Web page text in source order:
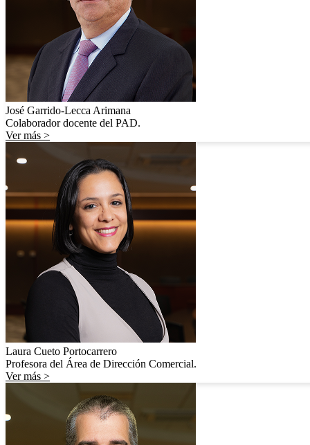
José Garrido-Lecca Arimana
Colaborador docente del PAD.
Ver más >
Laura Cueto Portocarrero
Profesora del Área de Dirección Comercial.
Ver más >